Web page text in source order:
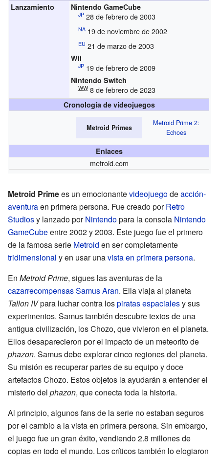
Lanzamiento
Nintendo GameCube
JP28 de febrero de 2003
NA19 de noviembre de 2002
EU 21 de marzo de 2003
Wii
JP19 de febrero de 2009
Nintendo Switch
WW8 de febrero de 2023
Cronología de videojuegos
Metroid Primes
Metroid Prime 2:
Echoes
Enlaces
metroid.com
Metroid Primees un emocionantevideojuegodeacción-
aventuraen primera persona. Fue creado porRetro
Studiosy lanzado porNintendopara la consola Nintendo
GameCubeentre 2002 y 2003. Este juego fue el primero
de la famosa serie Metroid en ser completamente
tridimensional y en usar unavista en primera persona.
En Metroid Prime, sigues las aventuras de la
cazarrecompensasSamus Aran. Ella viaja al planeta
Tallon IVpara luchar contra lospiratas espacialesy sus
experimentos. Samus también descubre textos de una
antigua civilización, los Chozo, que vivieron en el planeta.
Ellos desaparecieron por el impacto de un meteorito de
phazon. Samus debe explorar cinco regiones del planeta.
Su misión es recuperar partes de su equipo y doce
artefactos Chozo. Estos objetos la ayudarán a entender el
misterio del phazon, que conecta toda la historia.
Al principio, algunos fans de la serie no estaban seguros
por el cambio a la vista en primera persona. Sin embargo,
el juego fue un gran éxito, vendiendo 2.8 millones de
copias en todo el mundo. Los críticos también lo elogiaron